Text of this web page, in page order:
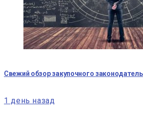
Свежий обзор закупочного
1 день назад